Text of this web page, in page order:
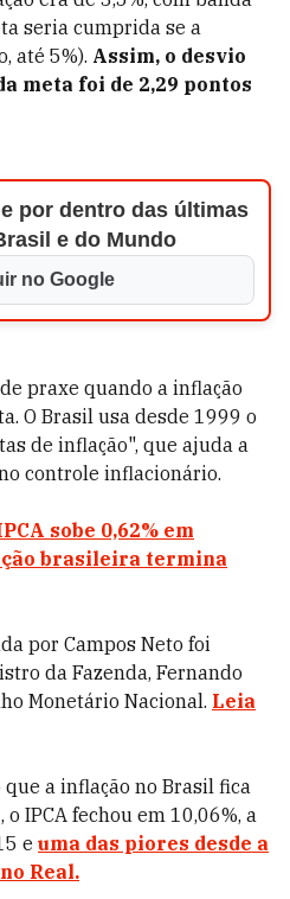
seria cumprida se a
até 5%). Assim, o desvio
meta foi de 2,29 pontos
por dentro das últimas
e do Mundo
no Google
praxe quando a inflação
O Brasil usa desde 1999 o
de inflação", que ajuda a
controle inflacionário.
sobe 0,62% em
brasileira termina
por Campos Neto foi
da Fazenda, Fernando
Monetário Nacional. Leia
a inflação no Brasil fica
IPCA fechou em 10,06%, a
e uma das piores desde a
Real.